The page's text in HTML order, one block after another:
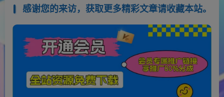
感谢您的来访，获取更多精彩文章请收藏本站。